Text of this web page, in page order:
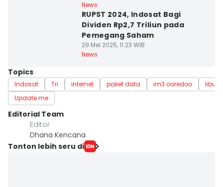
News
RUPST 2024, Indosat Bagi
Dividen Rp2,7 Triliun pada
Pemegang Saham
29 Mei 2025, 11:23 WIB
News
Topics
Indosat Tri internet paket data im3 ooredoo
Update me
Editorial Team
Editor
Dhana Kencana
Tonton lebih seru di